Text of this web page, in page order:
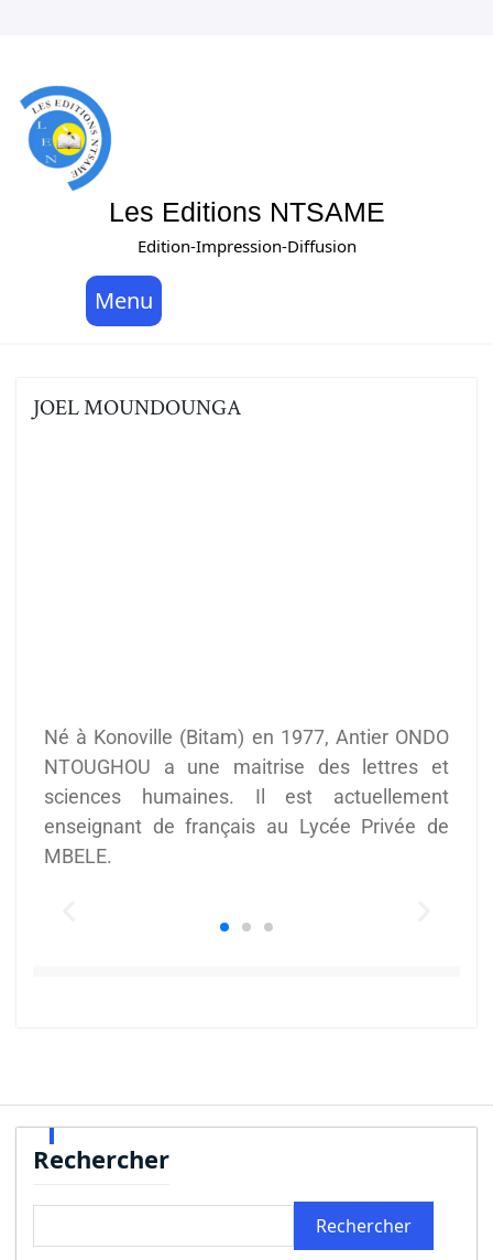
Les Editions NTSAME
Edition-Impression-Diffusion
Menu
JOEL MOUNDOUNGA
Né à Konoville (Bitam) en 1977, Antier ONDO
NTOUGHOU a une maitrise des lettres et
sciences humaines. Il est actuellement
enseignant de français au Lycée Privée de
MBELE.
Rechercher
Rechercher